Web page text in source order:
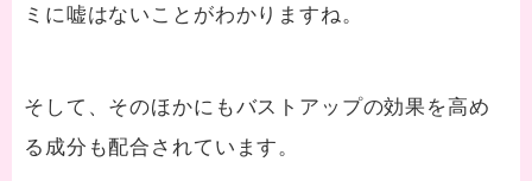
ミに嘘はないことがわかりますね。
そして、そのほかにもバストアップの効果を高め
る成分も配合されています。